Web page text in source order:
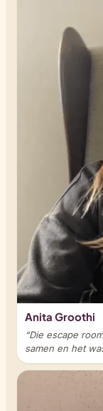
Anita Groothi
“Die escape
samen en het